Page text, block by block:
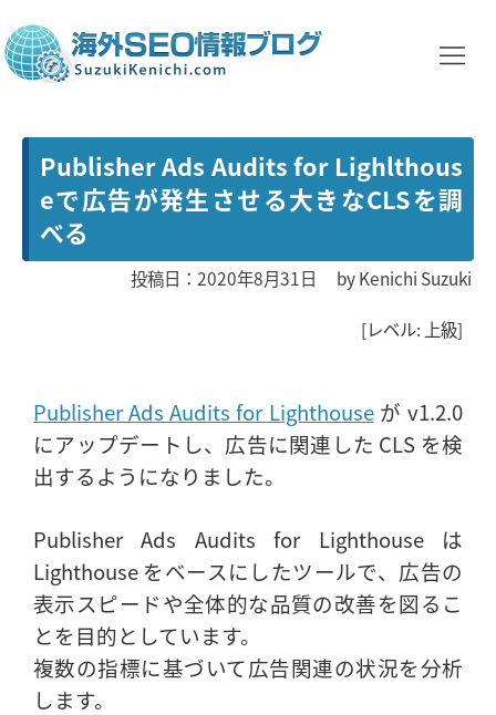
Publisher Ads Audits for Lighlthous
eで広告が発生させる大きなCLSを調
べる
投稿日：2020年8月31日 byKenichi Suzuki
[レベル: 上級]
Publisher Ads Audits for Lighthouseが v1.2.0
にアップデートし、広告に関連した CLS を検
出するようになりました。
Publisher Ads Audits for Lighthouse は
Lighthouse をベースにしたツールで、広告の
表示スピードや全体的な品質の改善を図るこ
とを目的としています。
複数の指標に基づいて広告関連の状況を分析
します。